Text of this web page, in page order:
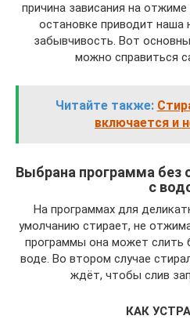
причина зависания на
остановке приводит наша
забывчивость. Вот
можно справиться
Читайте также:
включается и
Выбрана программа без
с
На программах для
умолчанию стирает, не
программы она может слить
воде. Во втором случае
ждёт, чтобы слив
КАК